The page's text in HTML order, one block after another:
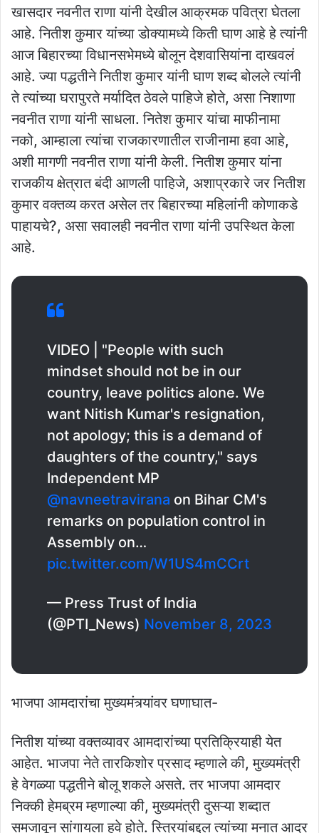
खासदार नवनीत राणा यांनी देखील आक्रमक पवित्रा घेतला
आहे. नितीश कुमार यांच्या डोक्यामध्ये किती घाण आहे हे त्यांनी
आज बिहारच्या विधानसभेमध्ये बोलून देशवासियांना दाखवलं
आहे. ज्या पद्धतीने नितीश कुमार यांनी घाण शब्द बोलले त्यांनी
ते त्यांच्या घरापुरते मर्यादित ठेवले पाहिजे होते, असा निशाणा
नवनीत राणा यांनी साधला. नितेश कुमार यांचा माफीनामा
नको, आम्हाला त्यांचा राजकारणातील राजीनामा हवा आहे,
अशी मागणी नवनीत राणा यांनी केली. नितीश कुमार यांना
राजकीय क्षेत्रात बंदी आणली पाहिजे, अशाप्रकारे जर नितीश
कुमार वक्तव्य करत असेल तर बिहारच्या महिलांनी कोणाकडे
पाहायचे?, असा सवालही नवनीत राणा यांनी उपस्थित केला
आहे.
VIDEO | "People with such
mindset should not be in our
country, leave politics alone. We
want Nitish Kumar's resignation,
not apology; this is a demand of
daughters of the country," says
Independent MP
@navneetravirana on Bihar CM's
remarks on population control in
Assembly on…
pic.twitter.com/W1US4mCCrt
— Press Trust of India
(@PTI_News) November 8, 2023
भाजपा आमदारांचा मुख्यमंत्र्यांवर घणाघात-
नितीश यांच्या वक्तव्यावर आमदारांच्या प्रतिक्रियाही येत
आहेत. भाजपा नेते तारकिशोर प्रसाद म्हणाले की, मुख्यमंत्री
हे वेगळ्या पद्धतीने बोलू शकले असते. तर भाजपा आमदार
निक्की हेमब्रम म्हणाल्या की, मुख्यमंत्री दुसऱ्या शब्दात
समजावून सांगायला हवे होते. स्त्रियांबद्दल त्यांच्या मनात आदर